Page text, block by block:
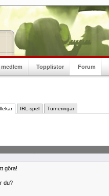
medlem Topplistor Forum
IRL-spel Turneringar
göra!
du?